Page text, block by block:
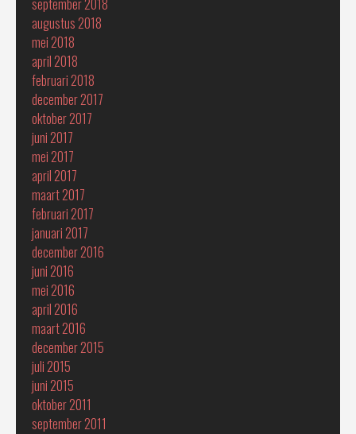
september 2018
augustus 2018
mei 2018
april 2018
februari 2018
december 2017
oktober 2017
juni 2017
mei 2017
april 2017
maart 2017
februari 2017
januari 2017
december 2016
juni 2016
mei 2016
april 2016
maart 2016
december 2015
juli 2015
juni 2015
oktober 2011
september 2011